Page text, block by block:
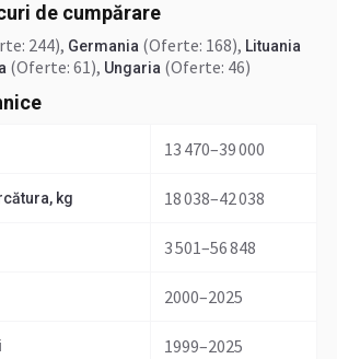
de cumpărare
244), Germania (Oferte: 168), Lituania
(Oferte: 61), Ungaria (Oferte: 46)
13 470–39 000
kg 18 038–42 038
3 501–56 848
2000–2025
1999–2025